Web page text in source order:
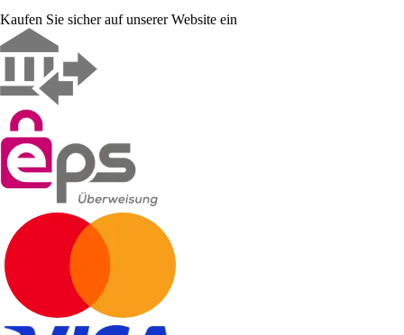
Kaufen Sie sicher auf unserer Website ein